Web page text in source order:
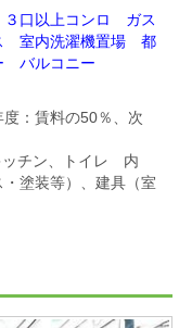
口以上コンロ ガス
室内洗濯機置場 都
バルコニー
度：賃料の50％、次
ッチン、トイレ 内
塗装等）、建具（室